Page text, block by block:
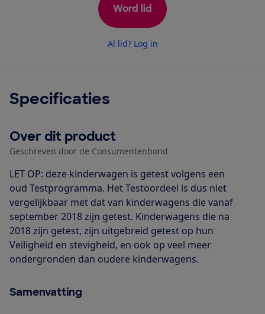
Word lid
Al lid? Log in
Specificaties
Over dit product
Geschreven door de Consumentenbond
LET OP: deze kinderwagen is getest volgens een
oud Testprogramma. Het Testoordeel is dus niet
vergelijkbaar met dat van kinderwagens die vanaf
september 2018 zijn getest. Kinderwagens die na
2018 zijn getest, zijn uitgebreid getest op hun
Veiligheid en stevigheid, en ook op veel meer
ondergronden dan oudere kinderwagens.
Samenvatting